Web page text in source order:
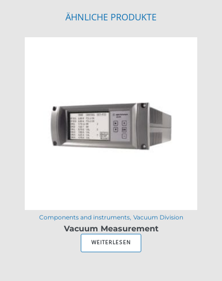
ÄHNLICHE PRODUKTE
Components and instruments Vacuum Division
Vacuum Measurement
WEITERLESEN